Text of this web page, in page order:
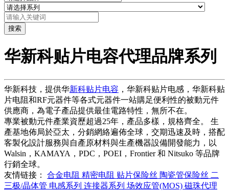
搜索
华新科贴片电容代理品牌系列
华新科技，提供华新科贴片电容 ，华新科贴片电感，华新科贴
片电阻和RF元器件等各式元器件一站購足便利性的被動元件
供應商，為電子產品提供最佳電路特性，無所不在。
專業被動元件產業資歷超過25年，產品多樣，規格齊全。 生
產基地佈局於亞太，分銷網絡遍佈全球，交期迅速及時，搭配
客製化設計服務與自產原材料與生產機器設備開發能力，以
Walsin，KAMAYA，PDC，POEI，Frontier 和 Nitsuko 等品牌
行銷全球。
友情链接：
合金电阻 精密电阻 贴片保险丝 陶瓷管保险丝 二
三极/晶体管 电感系列 连接器系列 场效应管(MOS) 磁珠代理